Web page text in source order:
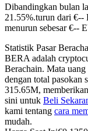
USDC
Kontrak
Dibandingkan bulan
21.55%.turun dari €--
menurun sebesar €--
Statistik Pasar
BERA adalah
Berachain. Mata
dengan total pasokan
315.65M,
sini untuk Beli
kami tentang cara
mudah.